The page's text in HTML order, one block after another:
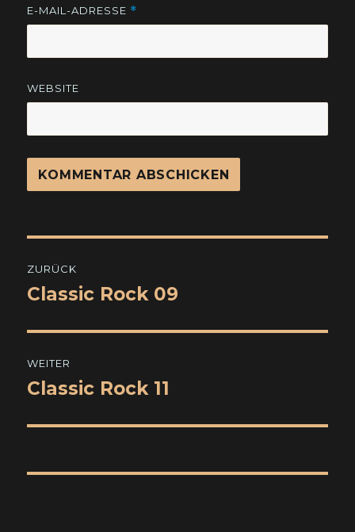
E-MAIL-ADRESSE *
WEBSITE
ZURÜCK
Vorheriger
Classic Rock 09
WEITER
Nächster
Classic Rock 11